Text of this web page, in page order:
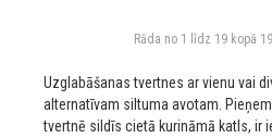
Rāda no 1 līdz 19 kopā
Uzglabāšanas tvertnes ar vienu vai
alternatīvam siltuma avotam.
tvertnē sildīs cietā kurināmā katls, ir